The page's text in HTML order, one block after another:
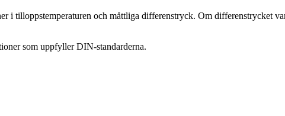
i tilloppstemperaturen och måttliga differenstryck. Om differenstrycket
som uppfyller DIN-standarderna.